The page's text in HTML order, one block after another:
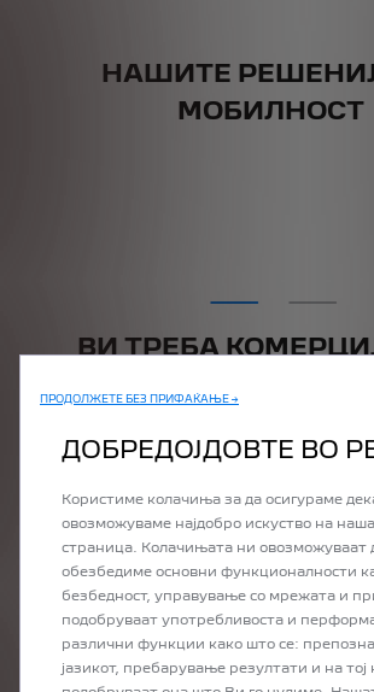
НАШИТЕ
МОБИЛНОСТ
ВИ ТРЕБА
PRÉCÉDENT
ПРОДОЛЖЕТЕ БЕЗ ПРИФАЌАЊЕ →
ДОБРЕДОЈДОВТЕ ВО
Користиме колачиња за да осигураме
овозможуваме најдобро искуство на
страница. Колачињата ни овозможуваат
обезбедиме основни функционалности
безбедност, управување со мрежата и
подобруваат употребливоста и
различни функции како што се:
јазикот, пребарување резултати и на тој